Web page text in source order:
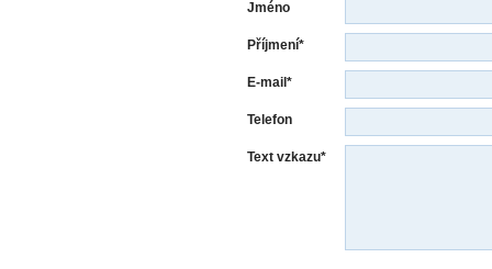
Jméno
Příjmení*
E-mail*
Telefon
Text vzkazu*